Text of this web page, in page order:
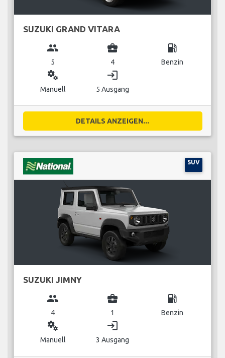
SUZUKI GRAND VITARA
group
5
business_center
4
local_gas_station
Benzin
miscellaneous_services
Manuell
login
5 Ausgang
DETAILS ANZEIGEN...
SUV
SUZUKI JIMNY
group
4
business_center
1
local_gas_station
Benzin
miscellaneous_services
Manuell
login
3 Ausgang